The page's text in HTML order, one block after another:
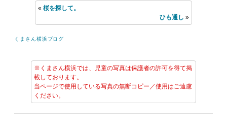
«桜を探して。
ひも通し »
くまさん横浜ブログ
※くまさん横浜では、児童の写真は保護者の許可を得て掲
載しております。
当ページで使用している写真の無断コピー／使用はご遠慮
ください。